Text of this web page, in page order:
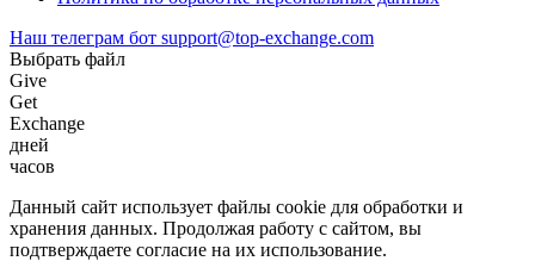
Наш телеграм бот support@top-exchange.com
Выбрать файл
Give
Get
Exchange
дней
часов
Данный сайт использует файлы coоkie для обработки и
хранения данных. Продолжая работу с сайтом, вы
подтверждаете согласие на их использование.